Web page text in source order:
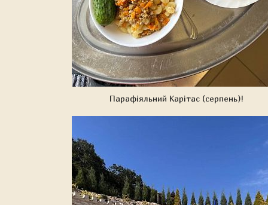
Парафіяльний Карітас (серпень)!